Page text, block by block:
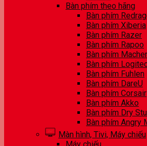
Bàn phím theo hãng
Bàn phím
Bàn phím Xiberia
Bàn phím Razer
Bàn phím Rapoo
Bàn phím
Bàn phím
Bàn phím Fuhlen
Bàn phím DareU
Bàn phím Corsair
Bàn phím Akko
Bàn phím Dry
Bàn phím Angry
Màn hình, Tivi, Máy chiếu